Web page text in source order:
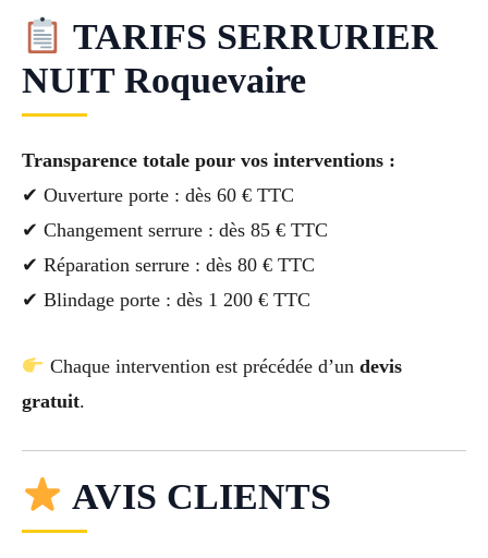
TARIFS SERRURIER
NUIT Roquevaire
Transparence totale pour vos interventions :
✔ Ouverture porte : dès 60 € TTC
✔ Changement serrure : dès 85 € TTC
✔ Réparation serrure : dès 80 € TTC
✔ Blindage porte : dès 1 200 € TTC
Chaque intervention est précédée d’un devis
gratuit.
AVIS CLIENTS